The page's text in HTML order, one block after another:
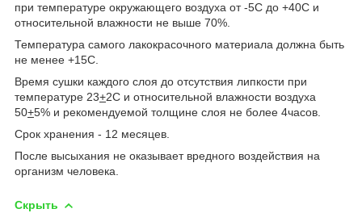
при температуре окружающего воздуха от -5С до +40С и
относительной влажности не выше 70%.
Температура самого лакокрасочного материала должна быть
не менее +15С.
Время сушки каждого слоя до отсутствия липкости при
температуре 23+2С и относительной влажности воздуха
50+5% и рекомендуемой толщине слоя не более 4часов.
Срок хранения - 12 месяцев.
После высыхания не оказывает вредного воздействия на
организм человека.
Скрыть